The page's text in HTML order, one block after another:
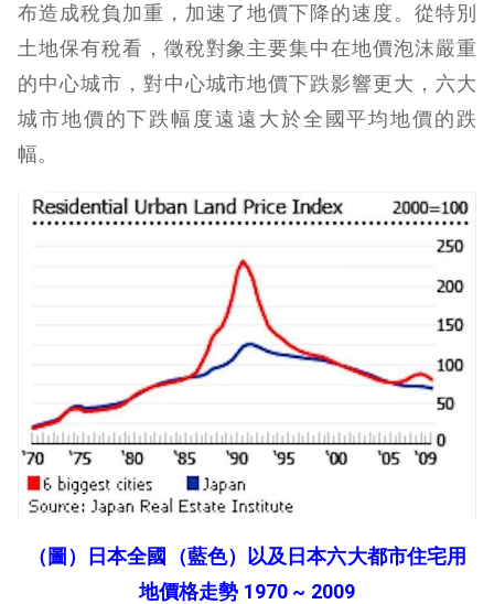
布造成稅負加重，加速了地價下降的速度。從特別
土地保有稅看，徵稅對象主要集中在地價泡沫嚴重
的中心城市，對中心城市地價下跌影響更大，六大
城市地價的下跌幅度遠遠大於全國平均地價的跌
幅。
（圖）日本全國（藍色）以及日本六大都市住宅用
地價格走勢 1970 ~ 2009